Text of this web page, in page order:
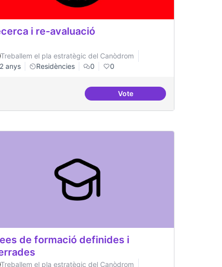
específiques
i re-avaluació
Treballem el pla estratègic del Canòdrom
2 anys
Residències 0 0
VoteRecerca i re-avaluació
de formació definides i
Treballem el pla estratègic del Canòdrom